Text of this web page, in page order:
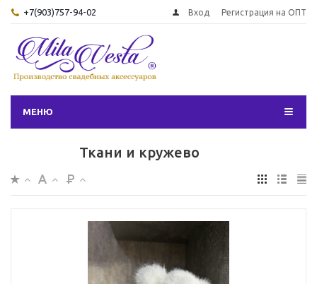
+7(903)757-94-02 Вход Регистрация на ОПТ
МЕНЮ
Ткани и кружево